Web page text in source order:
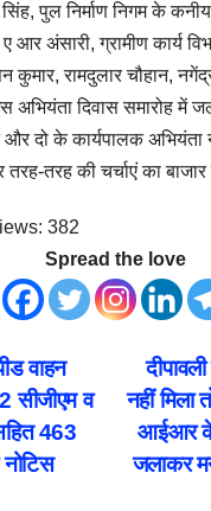
पुल निर्माण निगम के
आर अंसारी, ग्रामीण कार्य
कुमार, रामदुलार चौहान,
अभियंता दिवास समारोह में
दो के कार्यपालक अभियंता
तरह की चर्चाएं का बाजार
382
Spread the love
नहीं मिला
आईआर के
जलाकर
वाहन
सीजीएम व
463
नोटिस